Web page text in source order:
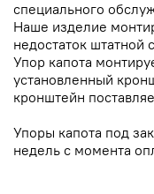
специального
Наше изделие
недостаток штатной
Упор капота
установленный
кронштейн
Упоры капота под
недель с момента